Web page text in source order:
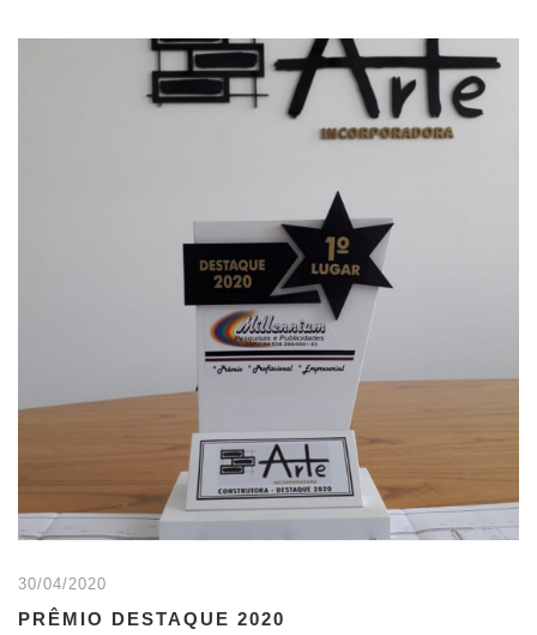
30/04/2020
PRÊMIO DESTAQUE 2020